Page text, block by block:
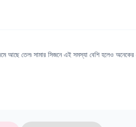
আছে তেল৷ সামার সিজনে এই সমস্যা বেশি হলেও অনেকের